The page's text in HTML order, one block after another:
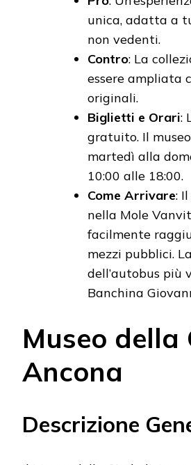
unica, adatta a
non vedenti.
Contro: La
essere ampliata
originali.
Biglietti e Orari:
gratuito. Il
martedì alla
10:00 alle 18:00.
Come Arrivare:
nella Mole
facilmente
mezzi pubblici.
dell’autobus più
Banchina
Museo della
Ancona
Descrizione